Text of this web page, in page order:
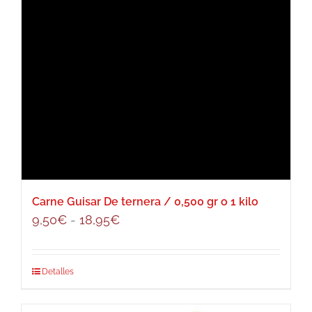
Carne Guisar De ternera / 0,500 gr o 1 kilo
9,50€ - 18,95€Rango
EsteDetalles